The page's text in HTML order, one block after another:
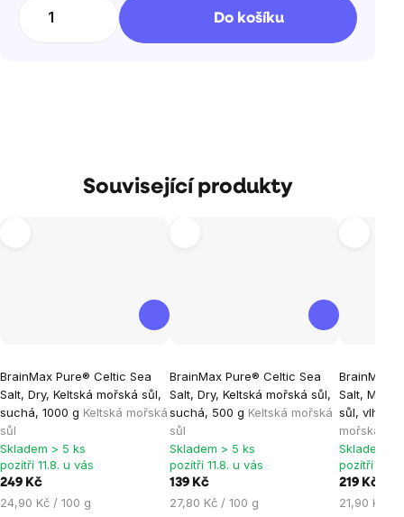
Do košíku
Související produkty
BrainMax Pure® Celtic Sea
Salt, Dry, Keltská mořská sůl,
suchá, 1000 g Keltská mořská
sůl
hodnocení
produktu
je
5,0
z
Skladem > 5 ks
pozítří 11.8. u vás
249 Kč
Měrná
24,90 Kč / 100 g
BrainMax Pure® Celtic Sea
Salt, Dry, Keltská mořská sůl,
suchá, 500 g Keltská mořská
sůl
hodnocení
produktu
je
5,0
z
Skladem > 5 ks
pozítří 11.8. u vás
139 Kč
Měrná
27,80 Kč / 100 g
BrainMax
Salt, Moist,
sůl, vlhká,
mořská sůl
produktu
je
5,0
z
Skladem >
pozítří 11.8.
219 Kč
Měrná
21,90 Kč /